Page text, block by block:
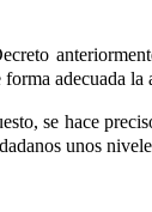
forma adecuada
se hace
unos